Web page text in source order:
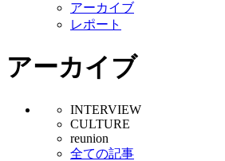
アーカイブ
レポート
アーカイブ
INTERVIEW
CULTURE
reunion
全ての記事